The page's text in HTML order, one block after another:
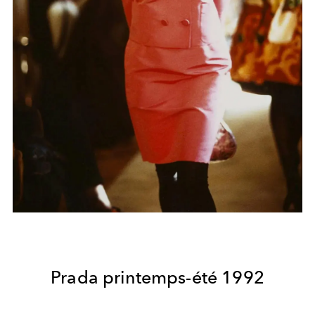
Prada printemps-été 1992